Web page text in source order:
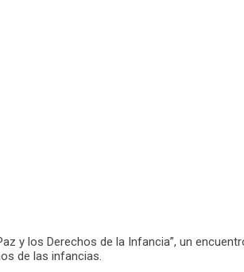
y los Derechos de la Infancia”, un
de las infancias.